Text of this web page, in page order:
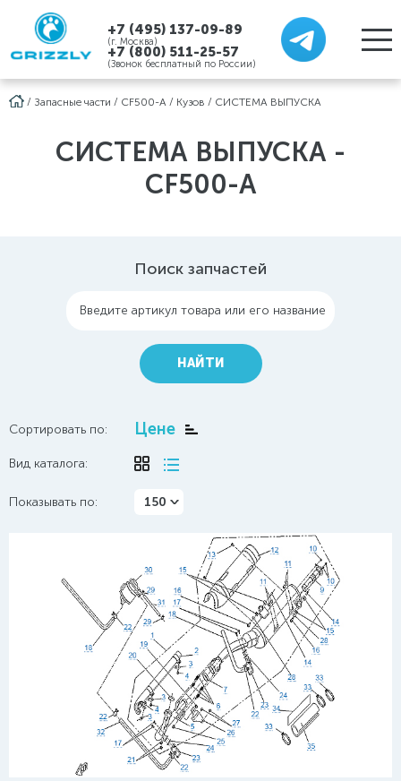
+7 (495) 137-09-89
(г. Москва)
+7 (800) 511-25-57
(Звонок бесплатный по России)
/ Запасные части / CF500-A / Кузов / СИСТЕМА ВЫПУСКА
СИСТЕМА ВЫПУСКА -
CF500-A
Поиск запчастей
Введите артикул товара или его название
НАЙТИ
Сортировать по: Цене
Вид каталога:
Показывать по: 150